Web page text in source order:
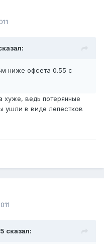
ниже офсета 0.55 с
хуже, ведь потерянные
ушли в виде лепестков
сказал: